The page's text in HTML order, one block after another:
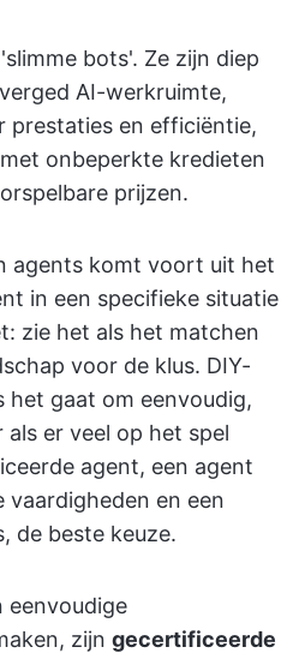
bots'. Ze zijn diep
AI-werkruimte,
prestaties en efficiëntie,
onbeperkte kredieten
prijzen.
agents komt voort uit het
in een specifieke situatie
zie het als het matchen
voor de klus. DIY-
het gaat om eenvoudig,
er veel op het spel
agent, een agent
vaardigheden en een
de beste keuze.
eenvoudige
zijn gecertificeerde